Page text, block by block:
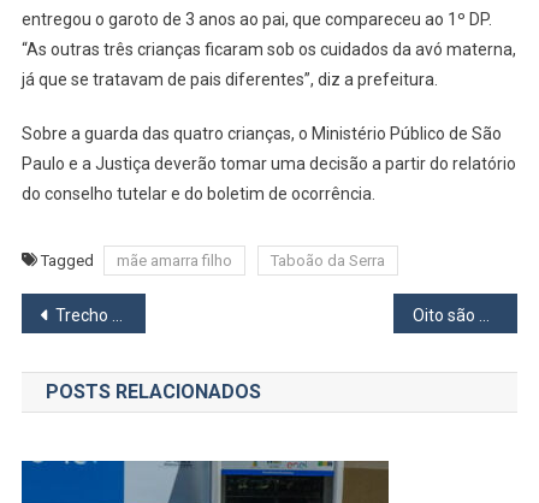
entregou o garoto de 3 anos ao pai, que compareceu ao 1º DP.
“As outras três crianças ficaram sob os cuidados da avó materna,
já que se tratavam de pais diferentes”, diz a prefeitura.
Sobre a guarda das quatro crianças, o Ministério Público de São
Paulo e a Justiça deverão tomar uma decisão a partir do relatório
do conselho tutelar e do boletim de ocorrência.
Tagged mãe amarra filho Taboão da Serra
Navegação
de
Post
Trecho da avenida Fuad Auda é liberada em Osasco pela CCR ViaOeste
POSTS RELACIONADOS